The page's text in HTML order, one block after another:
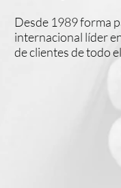
Desde 1989 forma
internacional líder
de clientes de todo